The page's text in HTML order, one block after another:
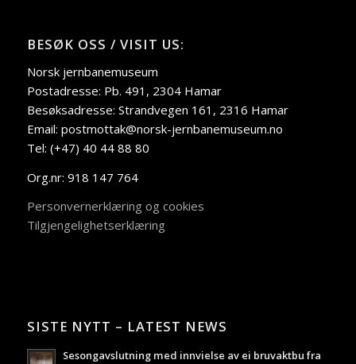
BESØK OSS / VISIT US:
Norsk jernbanemuseum
Postadresse: Pb. 491, 2304 Hamar
Besøksadresse: Strandvegen 161, 2316 Hamar
Email: postmottak@norsk-jernbanemuseum.no
Tel: (+47) 40 44 88 80
Org.nr: 918 147 764
Personvernerklæring og cookies
Tilgjengelighetserklæring
SISTE NYTT – LATEST NEWS
Sesongavslutning med innvielse av ei bruvaktbu fra